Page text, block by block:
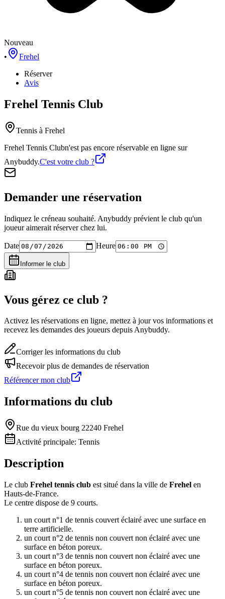
Nouveau
•
Frehel
Réserver
Avis
Frehel Tennis Club
Tennis à Frehel
Frehel Tennis Clubn'est pas encore réservable en ligne sur
Anybuddy.C'est votre club ?
Demander une réservation
Indiquez le créneau souhaité. Anybuddy prévient le club qu'un
joueur aimerait réserver chez lui.
Date Heure
Informer le club
Vous gérez ce club ?
Activez les réservations en ligne, mettez à jour vos informations et
recevez les demandes des joueurs depuis Anybuddy.
Corriger les informations du club
Recevoir plus de demandes de réservation
Référencer mon club
Informations du club
Rue du vieux bourg 22240 Frehel
Activité principale: Tennis
Description
Le club Frehel tennis club est situé dans la ville de Frehel en
Hauts-de-France.
Le centre dispose de 9 courts.
un court n°1 de tennis couvert éclairé avec une surface en
terre artificielle.
un court n°2 de tennis non couvert non éclairé avec une
surface en béton poreux.
un court n°3 de tennis non couvert non éclairé avec une
surface en béton poreux.
un court n°4 de tennis non couvert non éclairé avec une
surface en béton poreux.
un court n°5 de tennis non couvert non éclairé avec une